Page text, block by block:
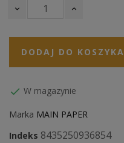
DODAJ DO KOSZYKA
 W magazynie
Marka MAIN PAPER
Indeks 8435250936854